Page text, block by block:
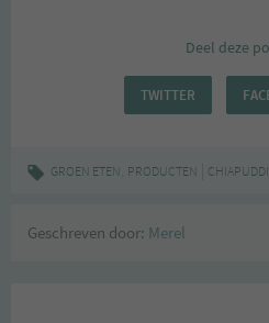
Deel deze
TWITTER
GROEN ETEN, PRODUCTEN
Geschreven door: Merel